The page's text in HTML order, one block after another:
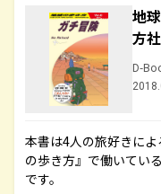
地
方
D-
本書は4人の旅好きに
の歩き方』で働いてい
です。